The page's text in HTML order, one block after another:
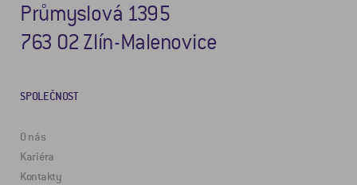
Průmyslová 1395
763 02 Zlín-Malenovice
SPOLEČNOST
O nás
Kariéra
Kontakty